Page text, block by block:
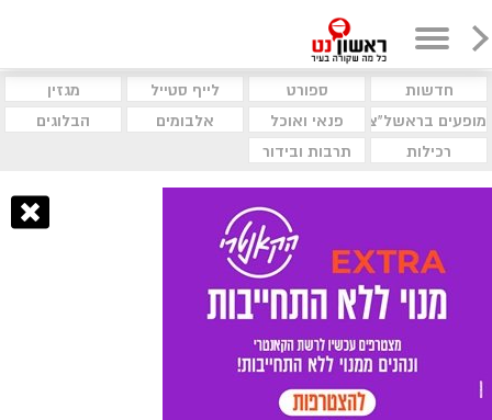
חדשות ספורט לייף סטייל
מגזין
מופעים בראשל"צ
פנאי ואוכל אלבומים
הבלוגים
רכילות
תרבות ובידור